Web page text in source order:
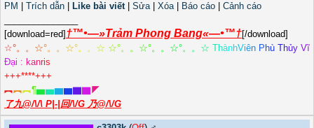
PM
Trích dẫn Like bài viết| Sửa| Xóa| Báo cáo
Cảnh cáo
[download=red] †™•—»Trảm Phong Bang«—•™†[/download]
☆°。 。 ☆°。 。 ☆°。 。 ☆ ☆°。 。 ☆°。 。 ☆°。 。 ☆ ThànhViên P hù Thủy Vĩ
Đại : kanris
+++****+++
︻︻︻¶▅▅▆▆▇▇◤
了九@/\/\ P|-|回/\/G 乃@/\/G